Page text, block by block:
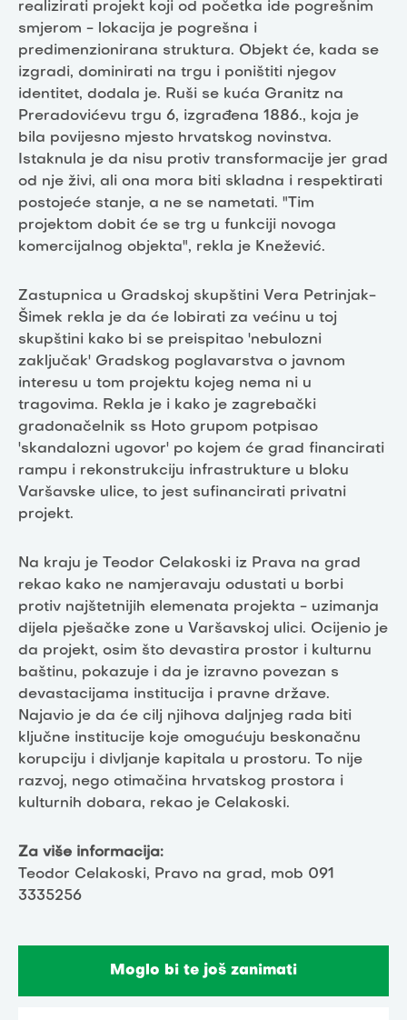
realizirati projekt koji od početka ide pogrešnim
smjerom - lokacija je pogrešna i
predimenzionirana struktura. Objekt će, kada se
izgradi, dominirati na trgu i poništiti njegov
identitet, dodala je. Ruši se kuća Granitz na
Preradovićevu trgu 6, izgrađena 1886., koja je
bila povijesno mjesto hrvatskog novinstva.
Istaknula je da nisu protiv transformacije jer grad
od nje živi, ali ona mora biti skladna i respektirati
postojeće stanje, a ne se nametati. "Tim
projektom dobit će se trg u funkciji novoga
komercijalnog objekta", rekla je Knežević.
Zastupnica u Gradskoj skupštini Vera Petrinjak-
Šimek rekla je da će lobirati za većinu u toj
skupštini kako bi se preispitao 'nebulozni
zaključak' Gradskog poglavarstva o javnom
interesu u tom projektu kojeg nema ni u
tragovima. Rekla je i kako je zagrebački
gradonačelnik ss Hoto grupom potpisao
'skandalozni ugovor' po kojem će grad financirati
rampu i rekonstrukciju infrastrukture u bloku
Varšavske ulice, to jest sufinancirati privatni
projekt.
Na kraju je Teodor Celakoski iz Prava na grad
rekao kako ne namjeravaju odustati u borbi
protiv najštetnijih elemenata projekta - uzimanja
dijela pješačke zone u Varšavskoj ulici. Ocijenio je
da projekt, osim što devastira prostor i kulturnu
baštinu, pokazuje i da je izravno povezan s
devastacijama institucija i pravne države.
Najavio je da će cilj njihova daljnjeg rada biti
ključne institucije koje omogućuju beskonačnu
korupciju i divljanje kapitala u prostoru. To nije
razvoj, nego otimačina hrvatskog prostora i
kulturnih dobara, rekao je Celakoski.
Za više informacija:
Teodor Celakoski, Pravo na grad, mob 091
3335256
Moglo bi te još zanimati